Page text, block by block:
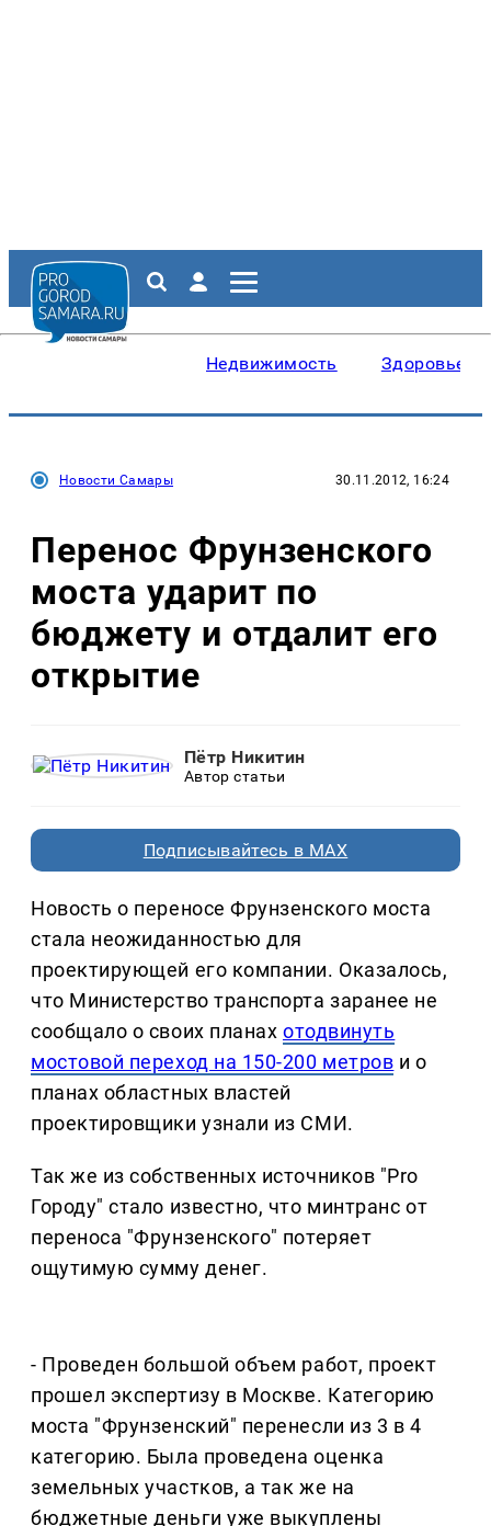
Недвижимость Здоровье
Новости Самары 30.11.2012, 16:24
Перенос Фрунзенского
моста ударит по
бюджету и отдалит его
открытие
Пётр Никитин
Автор статьи
Подписывайтесь в MAX
Новость о переносе Фрунзенского моста
стала неожиданностью для
проектирующей его компании. Оказалось,
что Министерство транспорта заранее не
сообщало о своих планах отодвинуть
мостовой переход на 150-200 метров и о
планах областных властей
проектировщики узнали из СМИ.
Так же из собственных источников "Pro
Городу" стало известно, что минтранс от
переноса "Фрунзенского" потеряет
ощутимую сумму денег.
- Проведен большой объем работ, проект
прошел экспертизу в Москве. Категорию
моста "Фрунзенский" перенесли из 3 в 4
категорию. Была проведена оценка
земельных участков, а так же на
бюджетные деньги уже выкуплены